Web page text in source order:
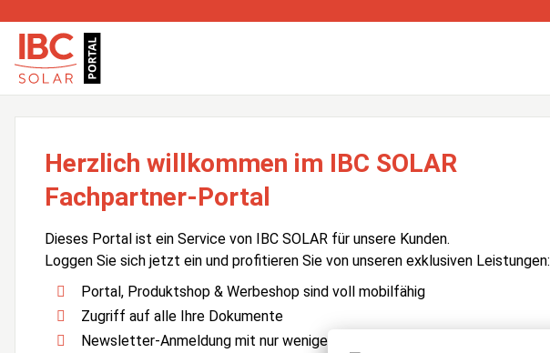
Herzlich willkommen im IBC SOLAR
Fachpartner-Portal
Dieses Portal ist ein Service von IBC SOLAR für unsere Kunden.
Loggen Sie sich jetzt ein und profitieren Sie von unseren exklusiven Leistungen:
Portal, Produktshop & Werbeshop sind voll mobilfähig
Zugriff auf alle Ihre Dokumente
Newsletter-Anmeldung mit nur wenigen Klicks